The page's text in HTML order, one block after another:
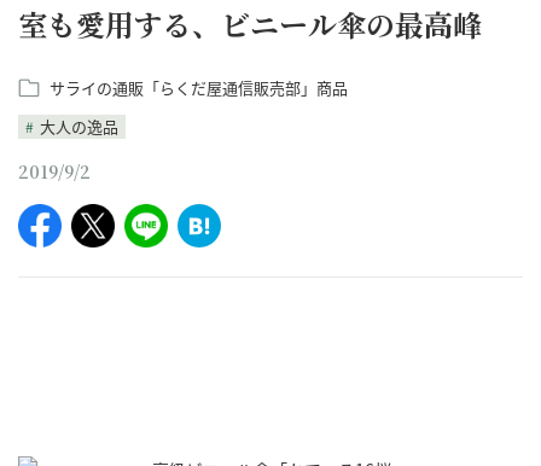
室も愛用する、ビニール傘の最高峰
サライの通販「らくだ屋通信販売部」商品
大人の逸品
2019/9/2